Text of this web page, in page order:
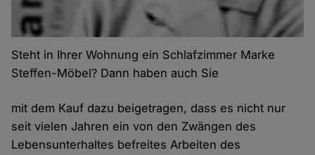
Steht in Ihrer Wohnung ein Schlafzimmer Marke
Steffen-Möbel? Dann haben auch Sie
mit dem Kauf dazu beigetragen, dass es nicht nur
seit vielen Jahren ein von den Zwängen des
Lebensunterhaltes befreites Arbeiten des